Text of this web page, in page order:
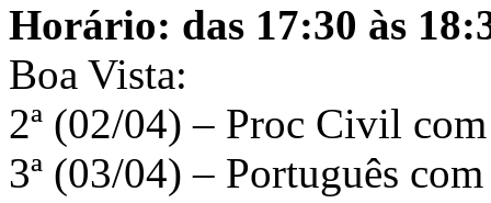
Horário: das 17:30 às
Boa Vista:
2ª (02/04) – Proc Civil
3ª (03/04) – Português